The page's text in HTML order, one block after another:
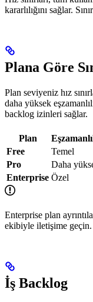
kararlılığını sağlar.
Plana Göre
Plan seviyeniz hız
daha yüksek
backlog izinleri sağlar.
Plan
Free
Temel
Pro
Daha
Enterprise Özel
Enterprise plan
ekibiyle iletişime geçin.
İş Backlog